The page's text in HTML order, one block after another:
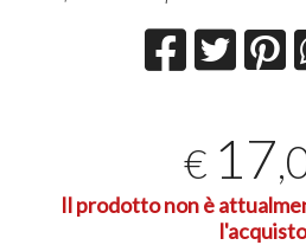
€ 17
Il prodotto non è